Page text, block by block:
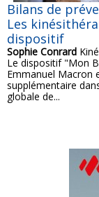
Bilans de
Les
dispositif
Sophie Conrard
Le dispositif "Mon
Emmanuel Macron
supplémentaire
globale de...